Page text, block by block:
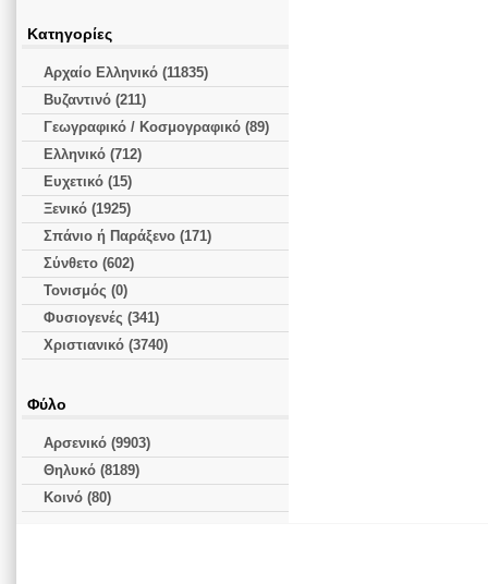
Κατηγορίες
Αρχαίο Ελληνικό (11835)
Βυζαντινό (211)
Γεωγραφικό / Κοσμογραφικό (89)
Ελληνικό (712)
Ευχετικό (15)
Ξενικό (1925)
Σπάνιο ή Παράξενο (171)
Σύνθετο (602)
Τονισμός (0)
Φυσιογενές (341)
Χριστιανικό (3740)
Φύλο
Αρσενικό (9903)
Θηλυκό (8189)
Κοινό (80)